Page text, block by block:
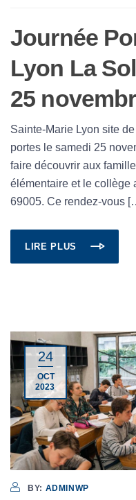
Journée
Lyon La
25
Sainte-Marie Lyon site
portes le samedi 25
faire découvrir aux
élémentaire et le collège
69005. Ce rendez-vous
LIRE PLUS
24
OCT
2023
BY: ADMINWP